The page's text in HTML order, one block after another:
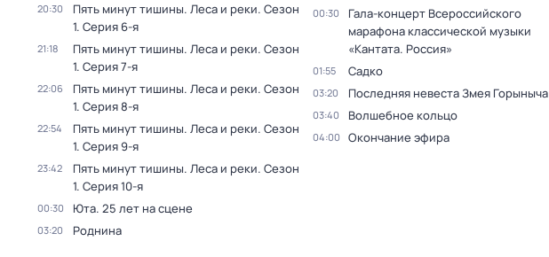
20:30 Пять минут тишины. Леса и реки. Сезон
1. Серия 6-я
21:18 Пять минут тишины. Леса и реки. Сезон
1. Серия 7-я
22:06 Пять минут тишины. Леса и реки. Сезон
1. Серия 8-я
22:54 Пять минут тишины. Леса и реки. Сезон
1. Серия 9-я
23:42 Пять минут тишины. Леса и реки. Сезон
1. Серия 10-я
00:30 Юта. 25 лет на сцене
03:20 Роднина
00:30
Гала-концерт Всероссийского
марафона классической музыки
«Кантата. Россия»
01:55 Садко
03:20 Последняя невеста Змея Горыныча
03:40 Волшебное кольцо
04:00 Окончание эфира